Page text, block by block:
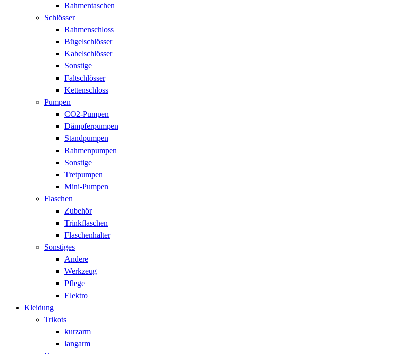
Rahmentaschen
Schlösser
Rahmenschloss
Bügelschlösser
Kabelschlösser
Sonstige
Faltschlösser
Kettenschloss
Pumpen
CO2-Pumpen
Dämpferpumpen
Standpumpen
Rahmenpumpen
Sonstige
Tretpumpen
Mini-Pumpen
Flaschen
Zubehör
Trinkflaschen
Flaschenhalter
Sonstiges
Andere
Werkzeug
Pflege
Elektro
Kleidung
Trikots
kurzarm
langarm